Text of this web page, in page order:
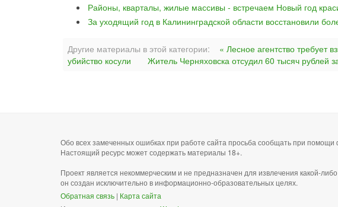
Районы, кварталы, жилые массивы - встречаем Новый год
За уходящий год в Калининградской области восстановили
Другие материалы в этой категории:
« Лесное агентство требует
убийство косули
Житель Черняховска отсудил 60 тысяч рублей
Обо всех замеченных ошибках при работе сайта просьба сообщать при
Настоящий ресурс может содержать материалы 18+.
Проект является некоммерческим и не предназначен для извлечения какой-
он создан исключительно в информационно-образовательных целях.
Обратная связь | Карта сайта